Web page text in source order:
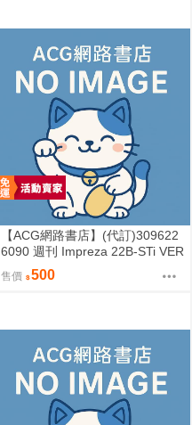
【ACG網路書店】(代訂)309622
6090 週刊 Impreza 22B-STi VER
SION をつくる (4)
售價 500